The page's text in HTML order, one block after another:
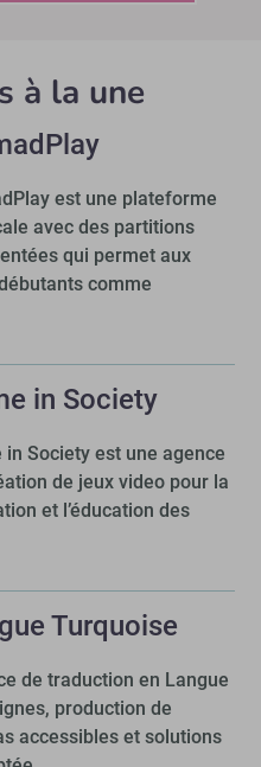
à la une
est une plateforme
avec des partitions
qui permet aux
comme
in Society
in Society est une agence
de jeux video pour la
et l’éducation des
Turquoise
de traduction en Langue
production de
accessibles et solutions